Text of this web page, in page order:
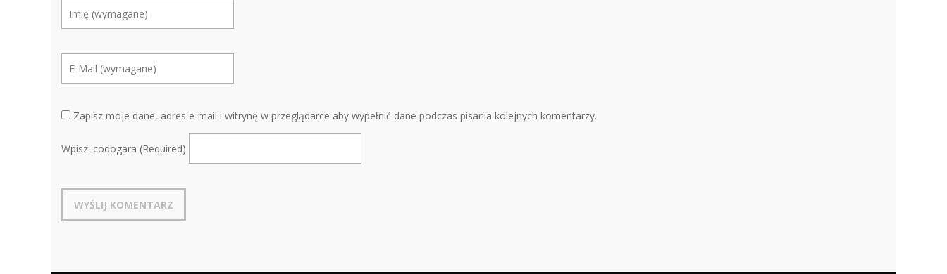
Zapisz moje dane, adres e-mail i witrynę w przeglądarce aby wypełnić dane podczas pisania kolejnych komentarzy.
Wpisz: codogara (Required)